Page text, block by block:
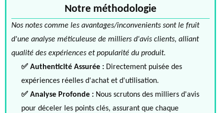
Notre méthodologie
Nos notes comme les avantages/inconvenients sont le fruit
d'une analyse méticuleuse de milliers d'avis clients, alliant
qualité des expériences et popularité du produit.
✅ Authenticité Assurée : Directement puisée des
expériences réelles d'achat et d'utilisation.
✅ Analyse Profonde : Nous scrutons des milliers d'avis
pour déceler les points clés, assurant que chaque